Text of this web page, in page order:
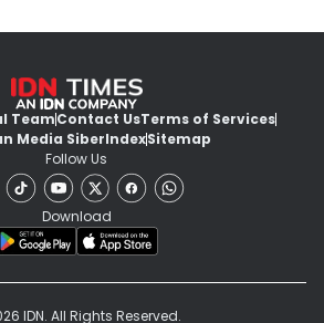
TeamContact UsTerms of Services
Media SiberIndexSitemap
Follow Us
Download
IDN. All Rights Reserved.